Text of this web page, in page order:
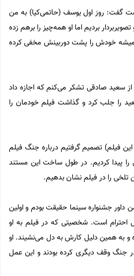
گفت: روز اول یوسف (حاتمی‌کیا) به من
بردیم اما او همه‌چیز را برهم زده
خودش را پشت دوربینش مخفی کرده
سعید صادقی تشکر می‌کنم که اجازه داد
را جلب کرد و گذاشت فیلم خودمان را
فیلم) تصمیم گرفتیم درباره جنگ فیلم
پیدا کردیم. در طول ساخت این مستند
تلخی را در فیلم نشان بدهیم.
داور جشنواره سینما حقیقت بودم و اولین
احترام است. شخصیتی که در فیلم به او
به همین دلیل کارش به دل می‌نشیند. او
جنگ وقف دیگری کرده بودند و این عمل